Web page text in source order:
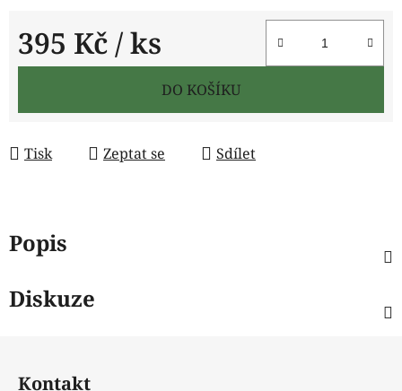
395 Kč / ks
Měrná cena:
DO KOŠÍKU
Tisk Zeptat se Sdílet
Popis
Diskuze
Kontakt